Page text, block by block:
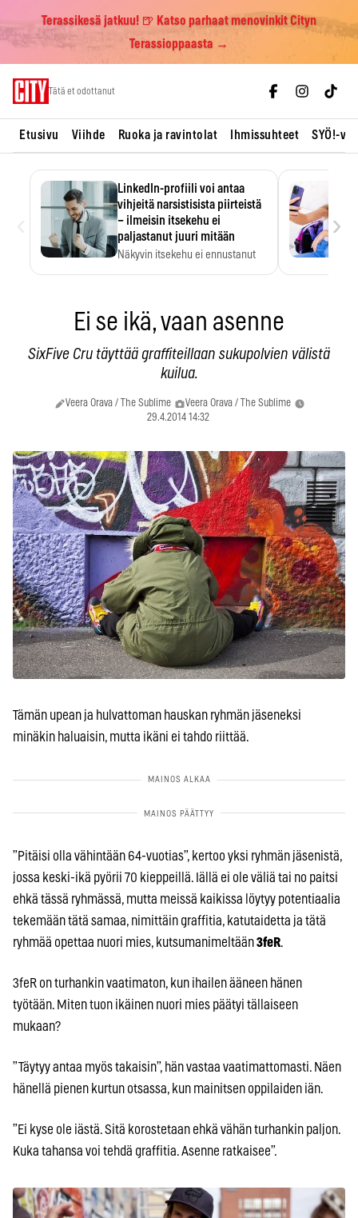
Terassikesä jatkuu! 🍺 Katso parhaat menovinkit Cityn
Terassioppaasta →
Tätä et odottanut
Etusivu Viihde Ruoka ja ravintolat Ihmissuhteet SYÖ!-
LinkedIn-profiili voi antaa
vihjeitä narsistisista piirteistä
– ilmeisin itsekehu ei
paljastanut juuri mitään
Näkyvin itsekehu ei ennustanut
›
Ei se ikä, vaan asenne
SixFive Cru täyttää graffiteillaan sukupolvien välistä
kuilua.
Veera Orava / The Sublime
Veera Orava / The Sublime
29.4.2014 14:32
Tämän upean ja hulvattoman hauskan ryhmän jäseneksi
minäkin haluaisin, mutta ikäni ei tahdo riittää.
”Pitäisi olla vähintään 64-vuotias”, kertoo yksi ryhmän jäsenistä,
jossa keski-ikä pyörii 70 kieppeillä. Iällä ei ole väliä tai no paitsi
ehkä tässä ryhmässä, mutta meissä kaikissa löytyy potentiaalia
tekemään tätä samaa, nimittäin graffitia, katutaidetta ja tätä
ryhmää opettaa nuori mies, kutsumanimeltään3feR.
3feR on turhankin vaatimaton, kun ihailen ääneen hänen
työtään. Miten tuon ikäinen nuori mies päätyi tällaiseen
mukaan?
”Täytyy antaa myös takaisin”, hän vastaa vaatimattomasti. Näen
hänellä pienen kurtun otsassa, kun mainitsen oppilaiden iän.
”Ei kyse ole iästä. Sitä korostetaan ehkä vähän turhankin paljon.
Kuka tahansa voi tehdä graffitia. Asenne ratkaisee”.